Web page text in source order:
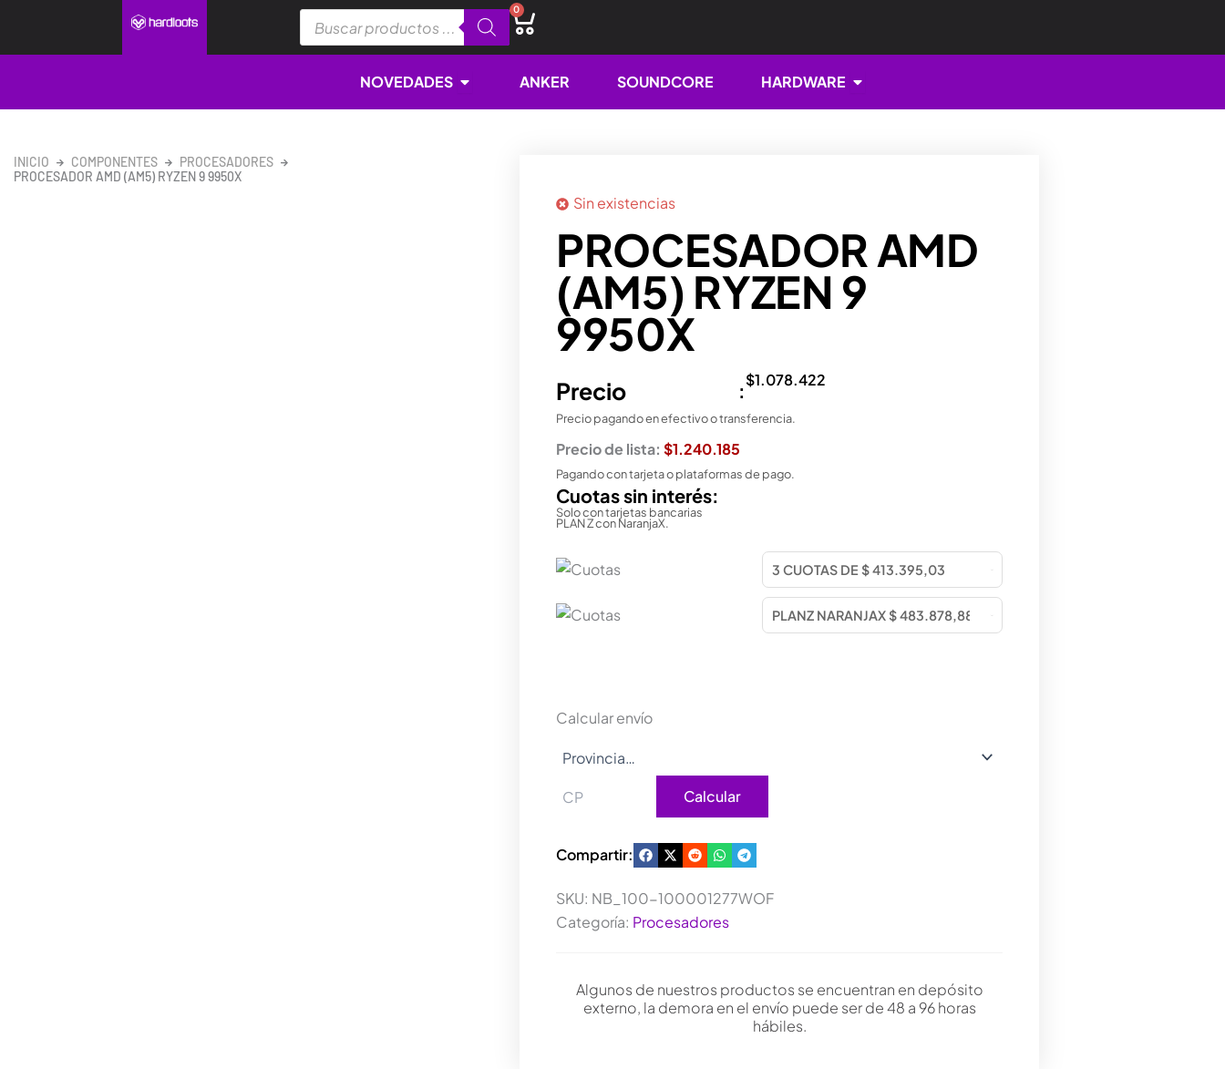
contenido
productos
0
Cart
NOVEDADES Open NOVEDADES
ANKER SOUNDCORE HARDWARE Open HARDWARE
INICIO COMPONENTES
PROCESADORES
PROCESADOR AMD (AM5) RYZEN 9 9950X
Sin existencias
PROCESADOR AMD
(AM5) RYZEN 9
9950X
Precio :$1.078.422
Precio pagando en efectivo o transferencia.
Precio de lista: $1.240.185
Pagando con tarjeta o plataformas de pago.
Cuotas sin interés:
Solo con tarjetas bancarias
PLAN Z con NaranjaX.
Calcular envío
Calcular
Compartir:
SKU: NB_100-100001277WOF
Categoría: Procesadores
Algunos de nuestros productos se encuentran en depósito
externo, la demora en el envío puede ser de 48 a 96 horas
hábiles.